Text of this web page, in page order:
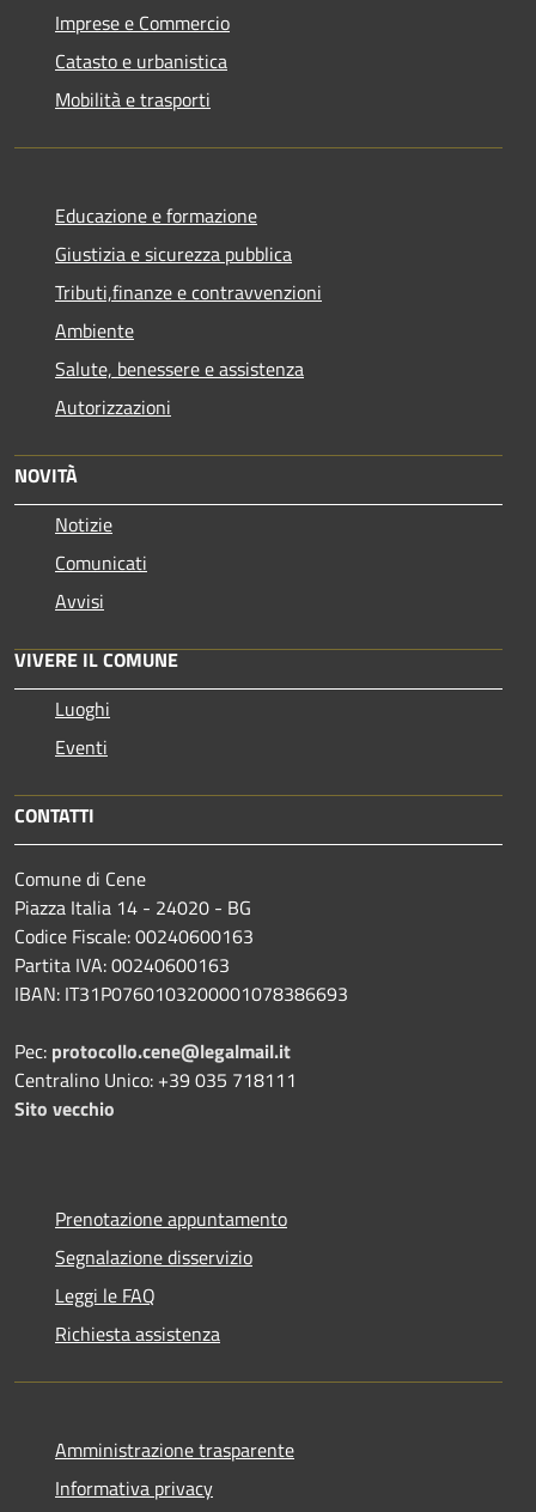
Imprese e Commercio
Catasto e urbanistica
Mobilità e trasporti
Educazione e formazione
Giustizia e sicurezza pubblica
Tributi,finanze e contravvenzioni
Ambiente
Salute, benessere e assistenza
Autorizzazioni
NOVITÀ
Notizie
Comunicati
Avvisi
VIVERE IL COMUNE
Luoghi
Eventi
CONTATTI
Comune di Cene
Piazza Italia 14 - 24020 - BG
Codice Fiscale: 00240600163
Partita IVA: 00240600163
IBAN: IT31P0760103200001078386693
Pec: protocollo.cene@legalmail.it
Centralino Unico: +39 035 718111
Sito vecchio
Prenotazione appuntamento
Segnalazione disservizio
Leggi le FAQ
Richiesta assistenza
Amministrazione trasparente
Informativa privacy